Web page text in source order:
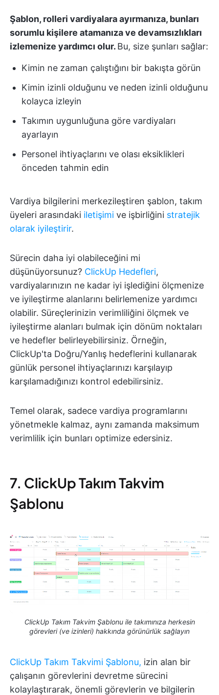
Şablon, rolleri vardiyalara ayırmanıza, bunları
sorumlu kişilere atamanıza ve devamsızlıkları
izlemenize yardımcı olur. Bu, size şunları sağlar:
Kimin ne zaman çalıştığını bir bakışta görün
Kimin izinli olduğunu ve neden izinli olduğunu
kolayca izleyin
Takımın uygunluğuna göre vardiyaları
ayarlayın
Personel ihtiyaçlarını ve olası eksiklikleri
önceden tahmin edin
Vardiya bilgilerini merkezileştiren şablon, takım
üyeleri arasındaki iletişimi ve işbirliğini stratejik
olarak iyileştirir.
Sürecin daha iyi olabileceğini mi
düşünüyorsunuz? ClickUp Hedefleri,
vardiyalarınızın ne kadar iyi işlediğini ölçmenize
ve iyileştirme alanlarını belirlemenize yardımcı
olabilir. Süreçlerinizin verimliliğini ölçmek ve
iyileştirme alanları bulmak için dönüm noktaları
ve hedefler belirleyebilirsiniz. Örneğin,
ClickUp'ta Doğru/Yanlış hedeflerini kullanarak
günlük personel ihtiyaçlarınızı karşılayıp
karşılamadığınızı kontrol edebilirsiniz.
Temel olarak, sadece vardiya programlarını
yönetmekle kalmaz, aynı zamanda maksimum
verimlilik için bunları optimize edersiniz.
7. ClickUp Takım Takvim
Şablonu
ClickUp Takım Takvim Şablonu ile takımınıza herkesin
görevleri (ve izinleri) hakkında görünürlük sağlayın
ClickUp Takım Takvimi Şablonu, izin alan bir
çalışanın görevlerini devretme sürecini
kolaylaştırarak, önemli görevlerin ve bilgilerin